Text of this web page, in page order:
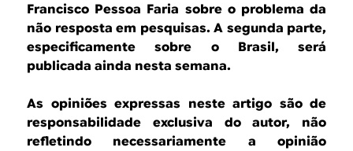
Francisco Pessoa Faria sobre o problema da
não resposta em pesquisas. A segunda parte,
especificamente sobre o Brasil, será
publicada ainda nesta semana.
As opiniões expressas neste artigo são de
responsabilidade exclusiva do autor, não
refletindo necessariamente a opinião